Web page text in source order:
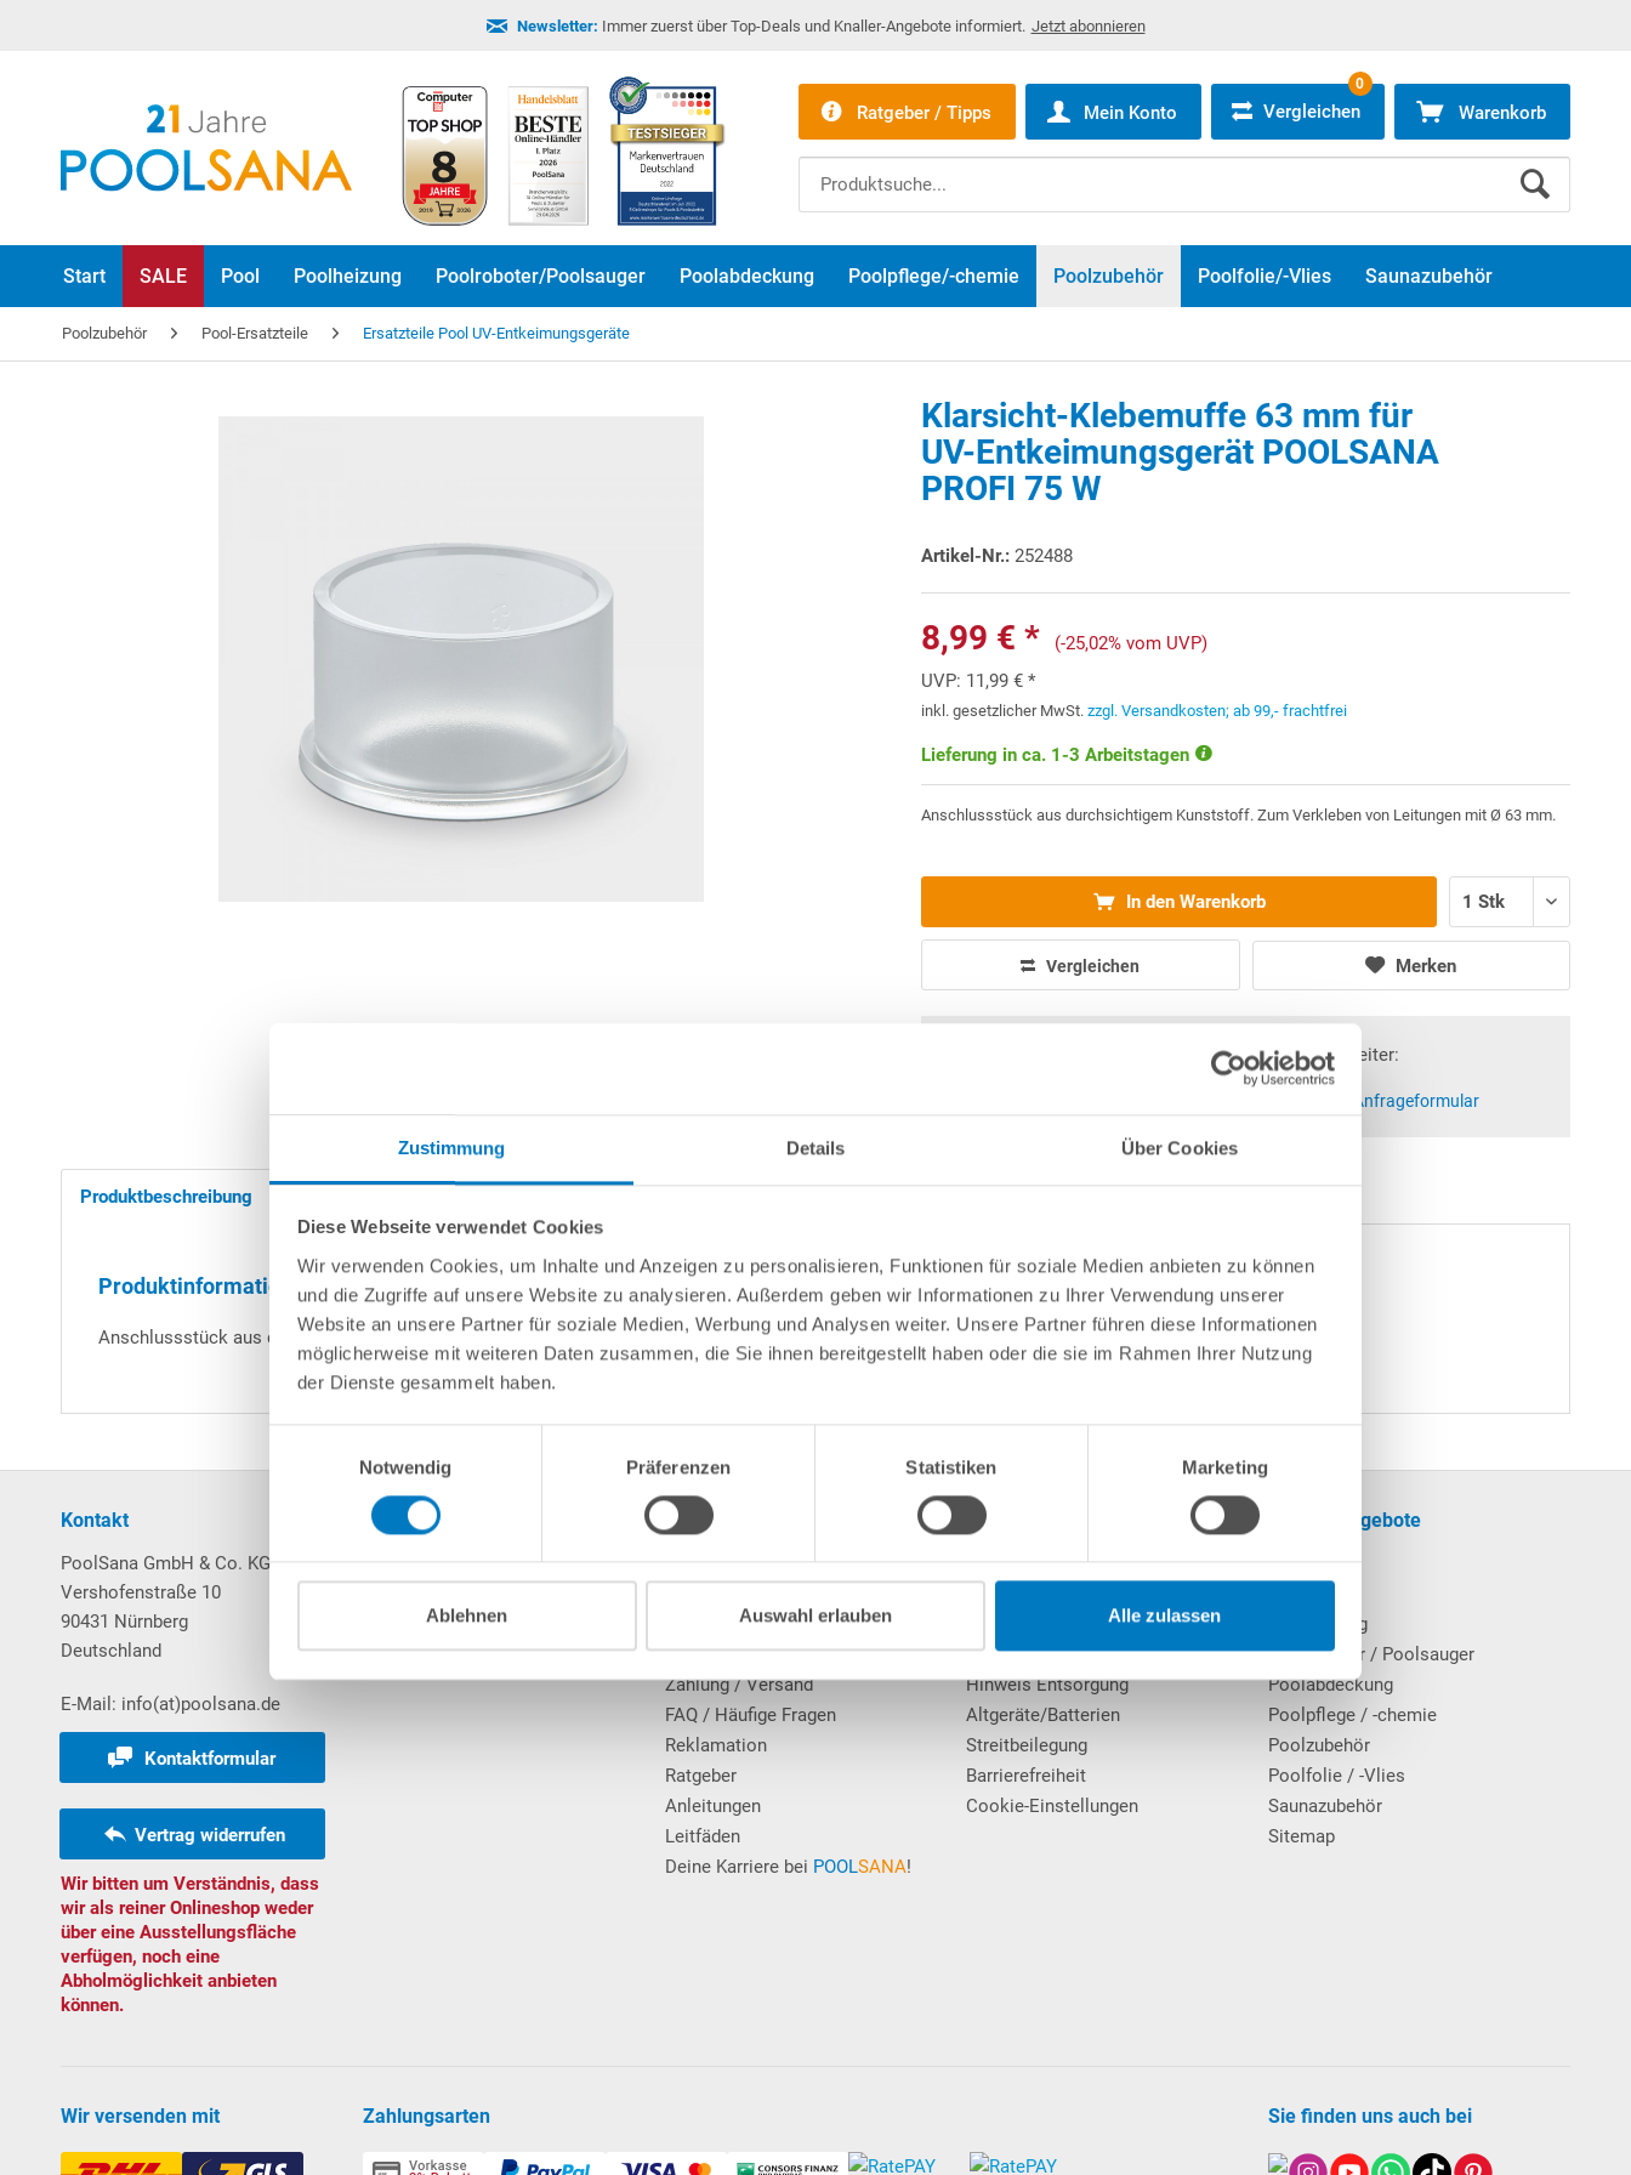
Zustimmung Details Über Cookies
Diese Webseite verwendet Cookies
Wir verwenden Cookies, um Inhalte und Anzeigen zu personalisieren, Funktionen für soziale Medien anbieten zu können
und die Zugriffe auf unsere Website zu analysieren. Außerdem geben wir Informationen zu Ihrer Verwendung unserer
Website an unsere Partner für soziale Medien, Werbung und Analysen weiter. Unsere Partner führen diese Informationen
möglicherweise mit weiteren Daten zusammen, die Sie ihnen bereitgestellt haben oder die sie im Rahmen Ihrer Nutzung
der Dienste gesammelt haben.
Notwendig
Präferenzen Statistiken Marketing
Ablehnen Auswahl erlauben Alle zulassen
Newsletter: Immer zuerst über Top-Deals und Knaller-Angebote informiert. Jetzt abonnieren
Ratgeber / Tipps Mein Konto Vergleichen
0
Warenkorb
Start SALE Pool Poolheizung Poolroboter/Poolsauger Poolabdeckung Poolpflege/-chemie Poolzubehör Poolfolie/-Vlies Saunazubehör
Poolzubehör Pool-Ersatzteile Ersatzteile Pool UV-Entkeimungsgeräte
Klarsicht-Klebemuffe 63 mm für
UV-Entkeimungsgerät POOLSANA
PROFI 75 W
Artikel-Nr.: 252488
8,99 € *
(-25,02% vom UVP)
UVP: 11,99 € *
inkl. gesetzlicher MwSt.zzgl. Versandkosten; ab 99,- frachtfrei
Lieferung in ca. 1-3 Arbeitstagen
Anschlussstück aus durchsichtigem Kunststoff. Zum Verkleben von Leitungen mit Ø 63 mm.
In den Warenkorb
Vergleichen Merken
Fragen? Wir helfen Ihnen gerne weiter:
Anfrageformular
Produktbeschreibung
Produktinformationen "Klarsicht-Klebemuffe 63 mm für UV-Entkeimungsgerät POOLSANA PROFI 75 W"
Anschlussstück aus durchsichtigem Kunststoff. Zum Verkleben von Leitungen mit Ø 63 mm.
Kontakt
PoolSana GmbH & Co. KG
Vershofenstraße 10
90431 Nürnberg
Deutschland
E-Mail: info(at)poolsana.de
Kontaktformular
Vertrag widerrufen
Wir bitten um Verständnis, dass
wir als reiner Onlineshop weder
über eine Ausstellungsfläche
verfügen, noch eine
Abholmöglichkeit anbieten
können.
Mein Konto
Warenkorb
Bestellungen
Kundeninformationen
Das POOLSANA-Team
Erfahrungen unserer Kunden
Zahlung / Versand
FAQ / Häufige Fragen
Reklamation
Ratgeber
Anleitungen
Leitfäden
Deine Karriere bei POOLSANA!
Rechtliche Informationen
Datenschutz
Hinweis Entsorgung
Altgeräte/Batterien
Streitbeilegung
Barrierefreiheit
Cookie-Einstellungen
Unsere Angebote
Poolheizung
Poolroboter / Poolsauger
Poolabdeckung
Poolpflege / -chemie
Poolzubehör
Poolfolie / -Vlies
Saunazubehör
Sitemap
Wir versenden mit Zahlungsarten Sie finden uns auch bei